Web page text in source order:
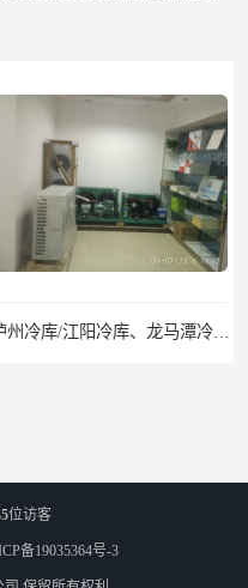
泸州冷库/江阳冷库、龙马潭冷库、纳溪冷库、泸县冷库、合江冷库、叙永冷库、古蔺冷库
位访客
备19035364号-3